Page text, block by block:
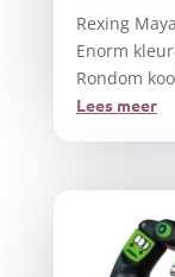
Rexing
Enorm
Rondom
Lees meer